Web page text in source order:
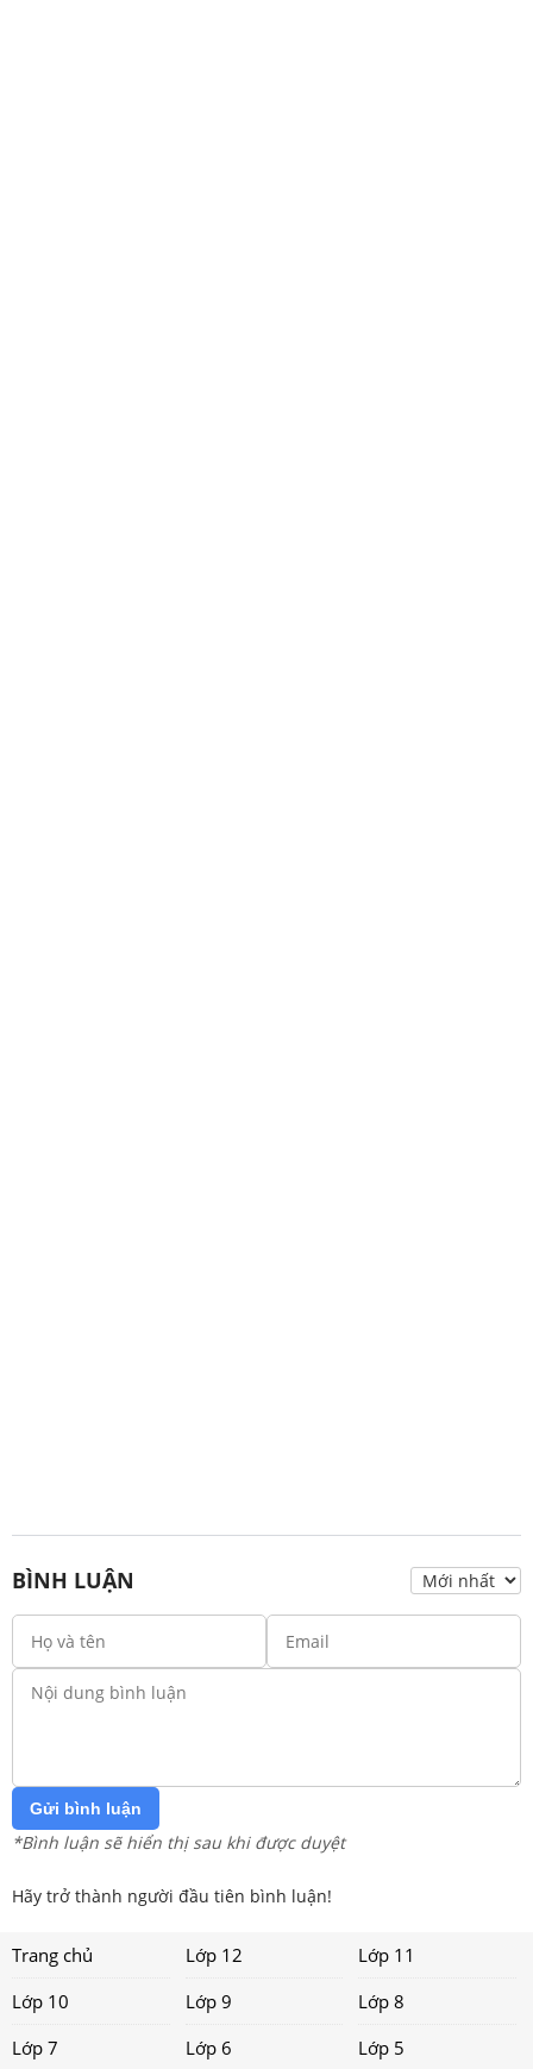
BÌNH LUẬN
Gửi bình luận
*Bình luận sẽ hiển thị sau khi được duyệt
Hãy trở thành người đầu tiên bình luận!
Trang chủ Lớp 12
Lớp 11
Lớp 10
Lớp 9
Lớp 8
Lớp 7
Lớp 6 Lớp 5